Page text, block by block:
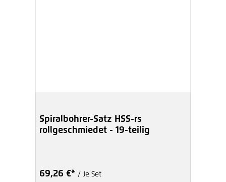
Spiralbohrer-Satz HSS-rs
rollgeschmiedet - 19-teilig
69,26 €* / Je Set